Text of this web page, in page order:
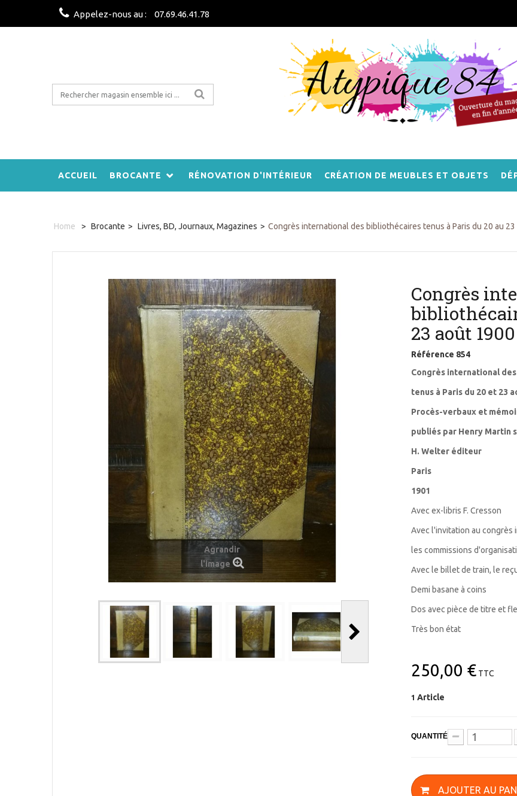
Appelez-nous au : 07.69.46.41.78
ACCUEIL BROCANTE RÉNOVATION D'INTÉRIEUR CRÉATION DE MEUBLES ET OBJETS
Home > Brocante > Livres, BD, Journaux, Magazines > Congrès international des bibliothécaires tenus à Paris du 20 au
Agrandir
l'image
Congrès
23 août
Référence 854
Congrès international
tenus à Paris du 20 et 23
Procès-verbaux et
publiés par Henry Martin
H. Welter éditeur
Paris
1901
Avec ex-libris F. Cresson
Avec l'invitation au congrès
les commissions
Avec le billet de train, le
Demi basane à coins
Dos avec pièce de titre et
Très bon état
250,00 € TTC
1 Article
QUANTITÉ
AJOUTER AU